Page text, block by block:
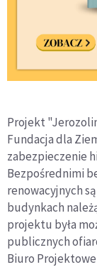
Projekt
Fundacja dla
zabezpieczenie
Bezpośrednimi
renowacyjnych
budynkach
projektu była
publicznych
Biuro